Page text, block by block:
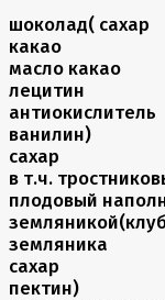
шоколад( сахар
какао
масло какао
лецитин
антиокислитель
ванилин)
сахар
в т.ч.
плодовый
земляника
сахар
пектин)